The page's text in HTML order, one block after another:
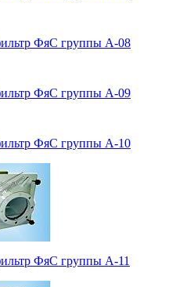
ФяС группы А-08
ФяС группы А-09
ФяС группы А-10
ФяС группы А-11